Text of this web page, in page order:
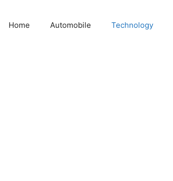
Home Automobile Technology